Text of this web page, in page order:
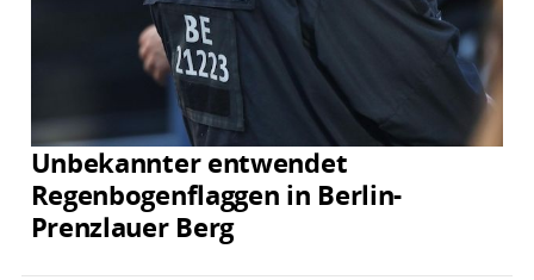
Unbekannter entwendet
Regenbogenflaggen in Berlin-
Prenzlauer Berg